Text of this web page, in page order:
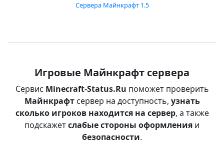
Сервера Майнкрафт 1.5
Игровые Майнкрафт сервера
Сервис Minecraft-Status.Ru поможет проверить
Майнкрафтсервер на доступность, узнать
сколько игроков находится на сервер, а также
подскажетслабые стороны оформления и
безопасности.